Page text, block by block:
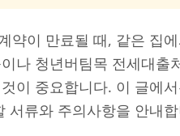
약이 만료될 때, 같은 집
나 청년버팀목 전세대
이 중요합니다. 이 글에
서류와 주의사항을 안내